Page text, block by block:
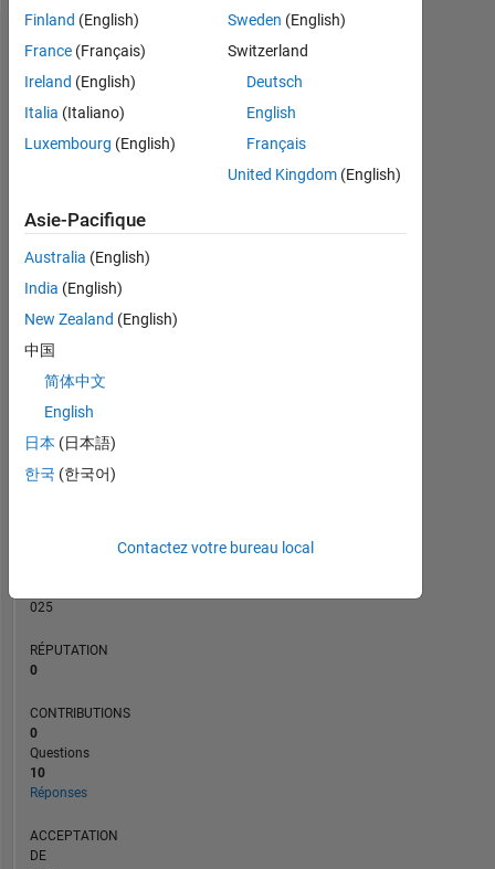
Tableau de bord
Statistiques
MATLAB Answers
CONTRIBUTIONS L
0
2
3
4
5
025
RÉPUTATION
0
CONTRIBUTIONS
0
Questions
10
Réponses
ACCEPTATION
DE
Finland (English)
France (Français)
Ireland (English)
Italia (Italiano)
Luxembourg (English)
Sweden (English)
Switzerland
Deutsch
English
Français
United Kingdom(English)
Asie-Pacifique
Australia (English)
India (English)
New Zealand (English)
中国
简体中文
English
日本 (日本語)
한국 (한국어)
Contactez votre bureau local